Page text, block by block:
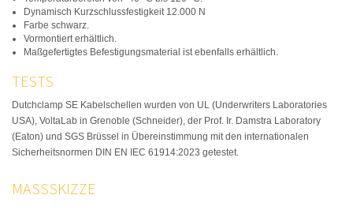
Dynamisch Kurzschlussfestigkeit 12.000 N
Farbe schwarz.
Vormontiert erhältlich.
Maßgefertigtes Befestigungsmaterial ist ebenfalls erhältlich.
TESTS
Dutchclamp SE Kabelschellen wurden von UL (Underwriters Laboratories
USA), VoltaLab in Grenoble (Schneider), der Prof. Ir. Damstra Laboratory
(Eaton) und SGS Brüssel in Übereinstimmung mit den internationalen
Sicherheitsnormen DIN EN IEC 61914:2023 getestet.
MASSSKIZZE